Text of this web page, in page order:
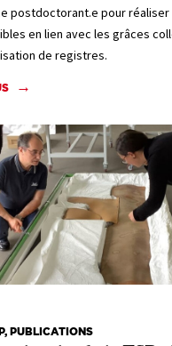
postdoctorant.e pour
en lien avec les grâces
de registres.
PUBLICATIONS